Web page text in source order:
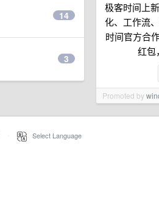
极客时间上
化、工作流
时间官方合
红包
Promoted by
14
3
Select Language